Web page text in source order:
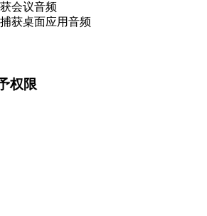
会议音频
获桌面应用音频
权限